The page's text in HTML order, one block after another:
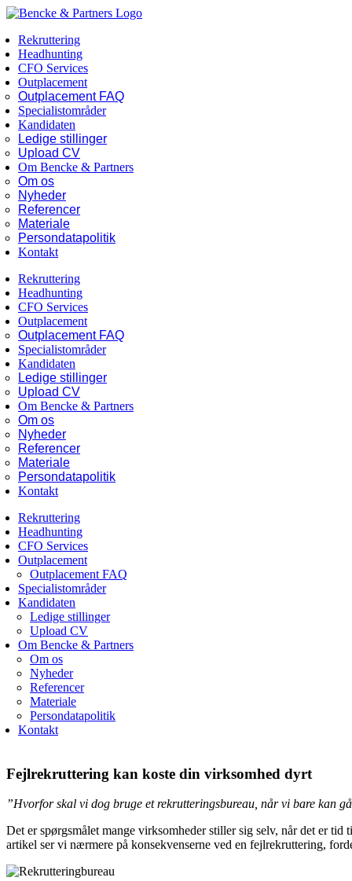
Skip
content
Facebook
LinkedIn
Rekruttering
Headhunting
CFO Services
Outplacement
Outplacement FAQ
Specialistområder
Kandidaten
Ledige stillinger
Upload CV
Om Bencke & Partners
Om os
Nyheder
Referencer
Materiale
Persondatapolitik
Kontakt
Rekruttering
Headhunting
CFO Services
Outplacement
Outplacement FAQ
Specialistområder
Kandidaten
Ledige stillinger
Upload CV
Om Bencke & Partners
Om os
Nyheder
Referencer
Materiale
Persondatapolitik
Kontakt
Rekruttering
Headhunting
CFO Services
Outplacement
Outplacement FAQ
Specialistområder
Kandidaten
Ledige stillinger
Upload CV
Om Bencke & Partners
Om os
Nyheder
Referencer
Materiale
Persondatapolitik
Kontakt
Fejlrekruttering kan koste din virksomhed dyrt
”Hvorfor skal vi dog bruge et rekrutteringsbureau, når vi bare kan
Det er spørgsmålet mange virksomheder stiller sig selv, når det er
artikel ser vi nærmere på konsekvenserne ved en fejlrekruttering,